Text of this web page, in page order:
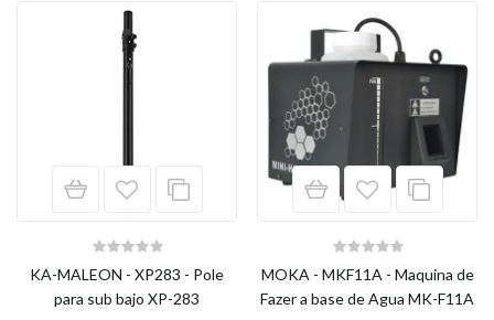
KA-MALEON - XP283 - Pole
para sub bajo XP-283
MOKA - MKF11A - Maquina de
Fazer a base de Agua MK-F11A